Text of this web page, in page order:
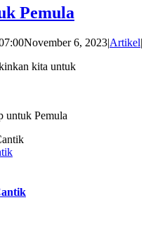
Pemula
November 6, 2023|Artikel|
kita untuk
untuk Pemula